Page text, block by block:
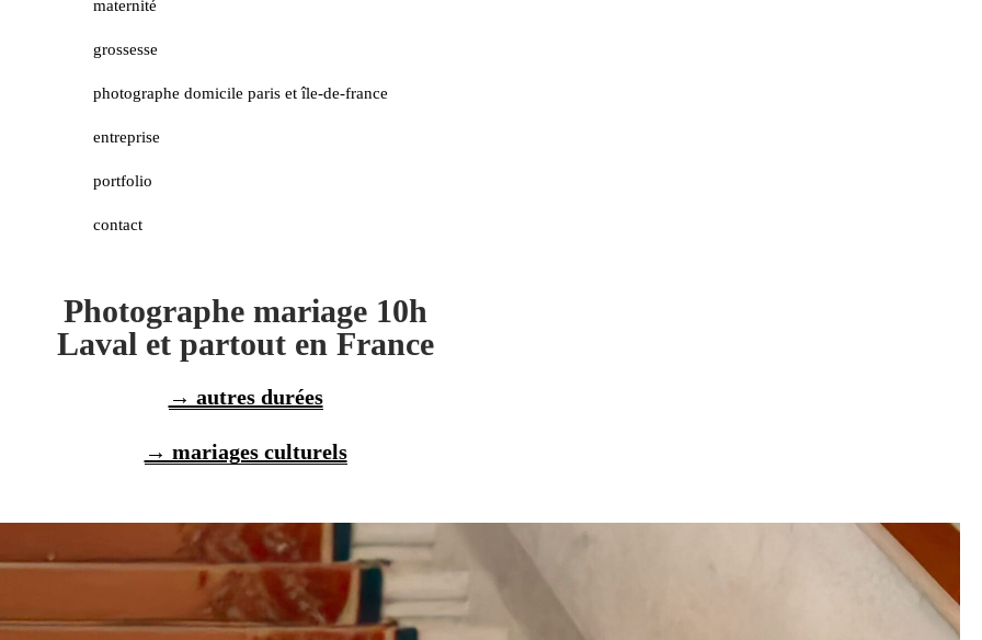
maternité
grossesse
photographe domicile paris et île-de-france
entreprise
portfolio
contact
Photographe mariage 10h
Laval et partout en France
→ autres durées
→ mariages culturels